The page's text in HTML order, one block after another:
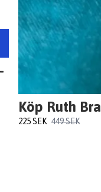
Köp Ruth
225 SEK 449 SEK